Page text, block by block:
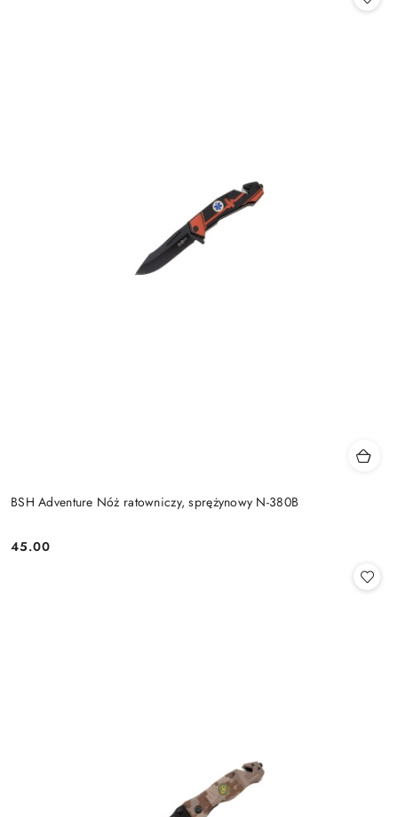
BSH Adventure Nóż ratowniczy, sprężynowy N-380B
Cena:
45.00